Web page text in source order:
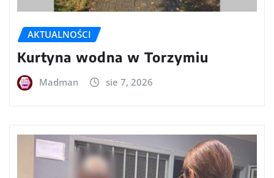
AKTUALNOŚCI
Kurtyna wodna w Torzymiu
Madman sie 7, 2026